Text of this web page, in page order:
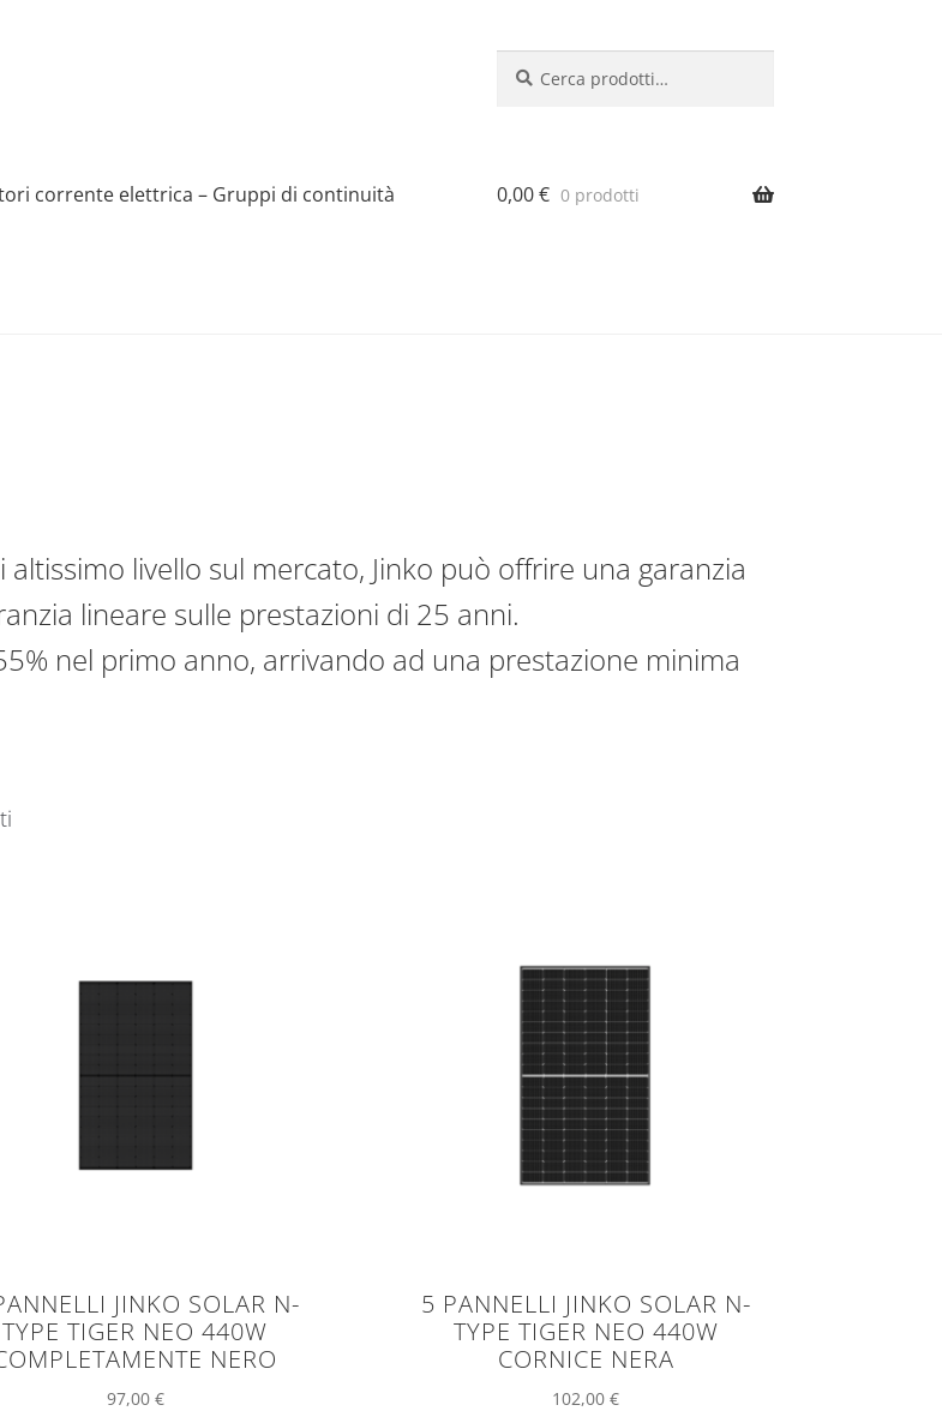
corrente elettrica – Gruppi di continuità 0,00€ 0 prodotti
livello sul mercato, Jinko può offrire una garanzia
lineare sulle prestazioni di 25 anni.
nel primo anno, arrivando ad una prestazione minima
JINKO SOLAR N-
TYPE TIGER NEO 440W
NERO
97,00 €
5 PANNELLI JINKO SOLAR N-
TYPE TIGER NEO 440W
CORNICE NERA
102,00€